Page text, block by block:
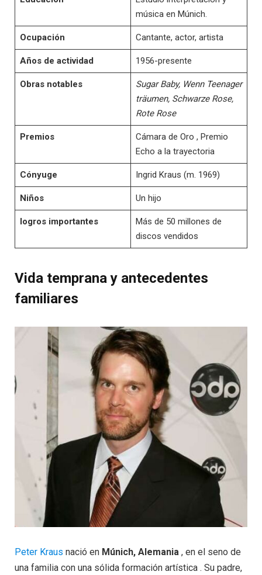
música en Múnich.
Ocupación Cantante, actor, artista
Años de actividad 1956-presente
Obras notables
Sugar Baby, Wenn Teenager
träumen, Schwarze Rose,
Rote Rose
Premios
Cámara de Oro , Premio
Echo a la trayectoria
Cónyuge Ingrid Kraus (m. 1969)
Niños Un hijo
logros importantes
Más de 50 millones de
discos vendidos
Vida temprana y antecedentes
familiares
Peter Kraus nació en Múnich, Alemania , en el seno de
una familia con una sólida formación artística . Su padre,